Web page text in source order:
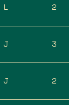
L 2
J 3
J 2